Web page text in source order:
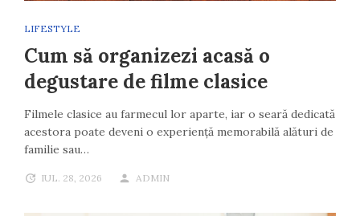
LIFESTYLE
Cum să organizezi acasă o
degustare de filme clasice
Filmele clasice au farmecul lor aparte, iar o seară dedicată
acestora poate deveni o experiență memorabilă alături de
familie sau…
IUL. 28, 2026 ADMIN